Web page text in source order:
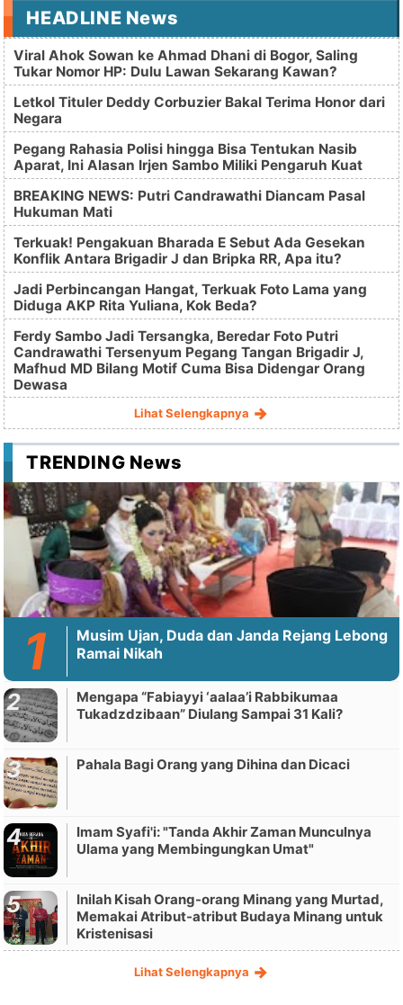
HEADLINE News
Viral Ahok Sowan ke Ahmad Dhani di Bogor, Saling
Tukar Nomor HP: Dulu Lawan Sekarang Kawan?
Letkol Tituler Deddy Corbuzier Bakal Terima Honor dari
Negara
Pegang Rahasia Polisi hingga Bisa Tentukan Nasib
Aparat, Ini Alasan Irjen Sambo Miliki Pengaruh Kuat
BREAKING NEWS: Putri Candrawathi Diancam Pasal
Hukuman Mati
Terkuak! Pengakuan Bharada E Sebut Ada Gesekan
Konflik Antara Brigadir J dan Bripka RR, Apa itu?
Jadi Perbincangan Hangat, Terkuak Foto Lama yang
Diduga AKP Rita Yuliana, Kok Beda?
Ferdy Sambo Jadi Tersangka, Beredar Foto Putri
Candrawathi Tersenyum Pegang Tangan Brigadir J,
Mafhud MD Bilang Motif Cuma Bisa Didengar Orang
Dewasa
Lihat Selengkapnya
TRENDING News
Musim Ujan, Duda dan Janda Rejang Lebong
Ramai Nikah
Mengapa “Fabiayyi ‘aalaa’i Rabbikumaa
Tukadzdzibaan” Diulang Sampai 31 Kali?
Pahala Bagi Orang yang Dihina dan Dicaci
Imam Syafi'i: "Tanda Akhir Zaman Munculnya
Ulama yang Membingungkan Umat"
Inilah Kisah Orang-orang Minang yang Murtad,
Memakai Atribut-atribut Budaya Minang untuk
Kristenisasi
Lihat Selengkapnya